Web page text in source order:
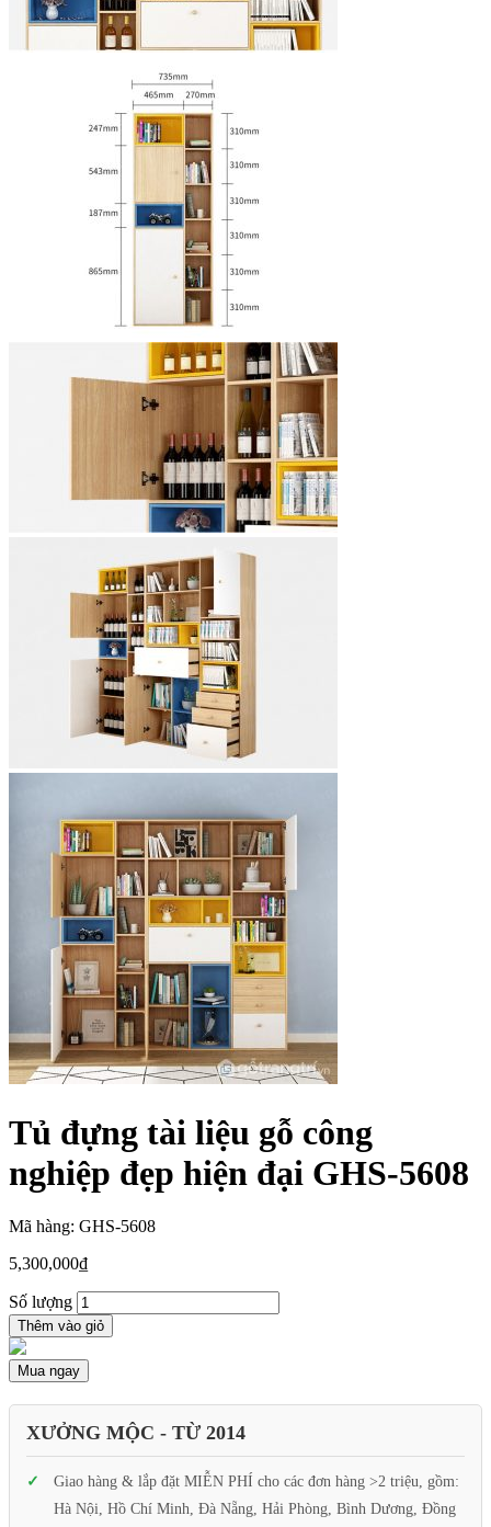
Tủ đựng tài liệu gỗ công
nghiệp đẹp hiện đại GHS-5608
Mã hàng: GHS-5608
5,300,000₫
Số lượng
Thêm vào giỏ
Mua ngay
XƯỞNG MỘC - TỪ 2014
Giao hàng & lắp đặt MIỄN PHÍ cho các đơn hàng >2 triệu, gồm:
Hà Nội, Hồ Chí Minh, Đà Nẵng, Hải Phòng, Bình Dương, Đồng